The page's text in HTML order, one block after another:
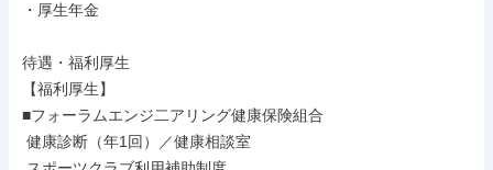
・厚生年金
待遇・福利厚生
【福利厚生】
■フォーラムエンジ二アリング健康保険組合